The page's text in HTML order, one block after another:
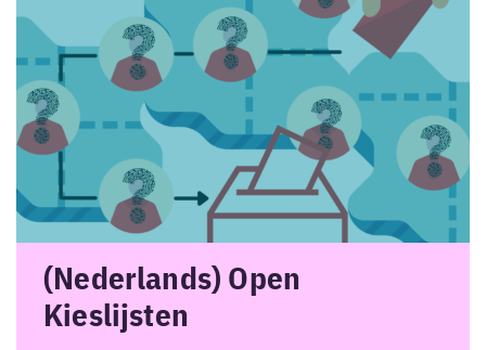
(Nederlands) Open
Kieslijsten